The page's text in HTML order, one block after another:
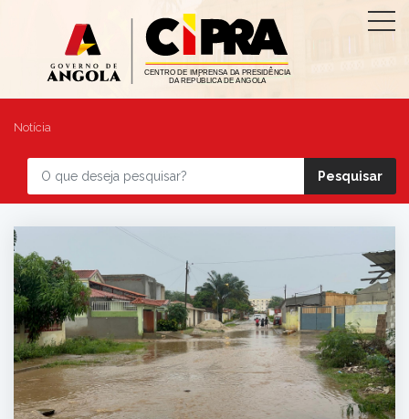
Notícia